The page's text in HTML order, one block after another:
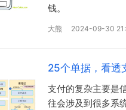
钱。
大熊 2024-09-30
25个单据，看透
支付的复杂主要是
往会涉及到很多系